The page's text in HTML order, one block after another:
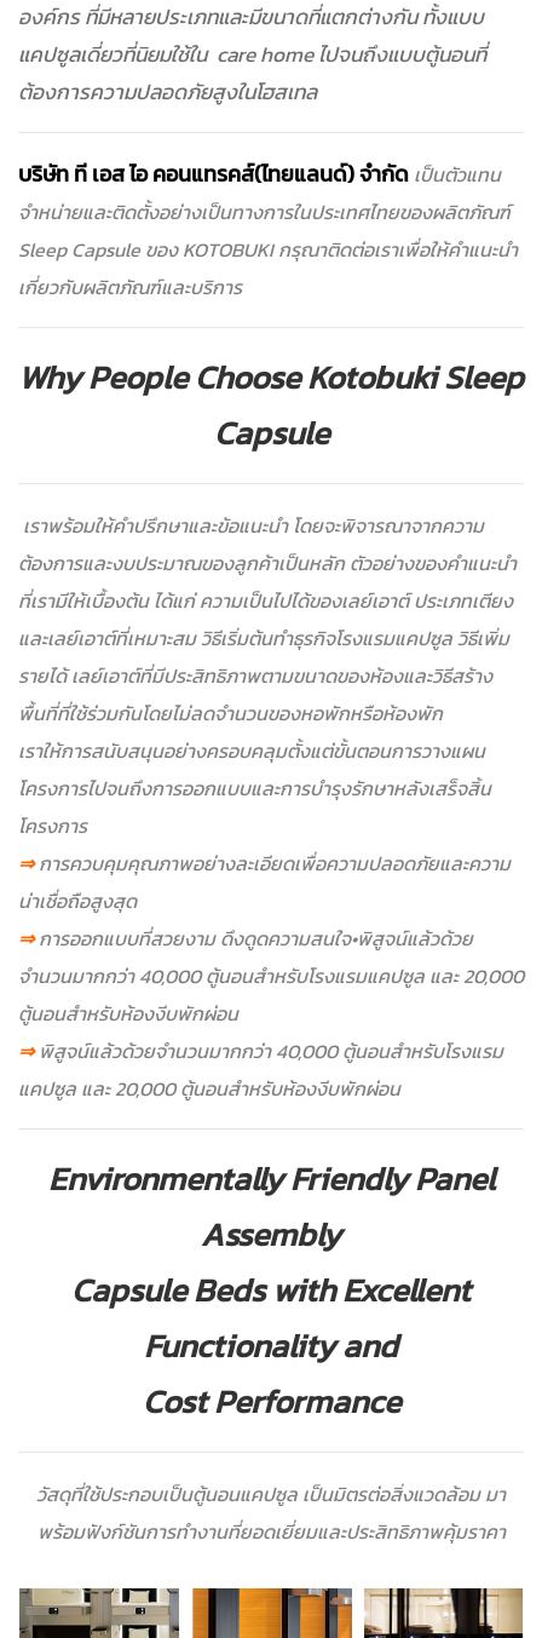
องค์กร ที่มีหลายประเภทและมีขนาดที่แตกต่างกัน ทั้งแบบ
แคปซูลเดี่ยวที่นิยมใช้ใน care home ไปจนถึงแบบตู้นอนที่
ต้องการความปลอดภัยสูงในโฮสเทล
บริษัท ที เอส ไอ คอนแทรคส์(ไทยแลนด์) จำกัด เป็นตัวแทน
จำหน่ายและติดตั้งอย่างเป็นทางการในประเทศไทยของผลิตภัณฑ์
Sleep Capsule ของ KOTOBUKI กรุณาติดต่อเราเพื่อให้คำแนะนำ
เกี่ยวกับผลิตภัณฑ์และบริการ
Why People Choose Kotobuki Sleep
Capsule
เราพร้อมให้คำปรึกษาและข้อแนะนำ โดยจะพิจารณาจากความ
ต้องการและงบประมาณของลูกค้าเป็นหลัก ตัวอย่างของคำแนะนำ
ที่เรามีให้เบื้องต้น ได้แก่ ความเป็นไปได้ของเลย์เอาต์ ประเภทเตียง
และเลย์เอาต์ที่เหมาะสม วิธีเริ่มต้นทำธุรกิจโรงแรมแคปซูล วิธีเพิ่ม
รายได้ เลย์เอาต์ที่มีประสิทธิภาพตามขนาดของห้องและวิธีสร้าง
พื้นที่ที่ใช้ร่วมกันโดยไม่ลดจำนวนของหอพักหรือห้องพัก
เราให้การสนับสนุนอย่างครอบคลุมตั้งแต่ขั้นตอนการวางแผน
โครงการไปจนถึงการออกแบบและการบำรุงรักษาหลังเสร็จสิ้น
โครงการ
⇒การควบคุมคุณภาพอย่างละเอียดเพื่อความปลอดภัยและความ
น่าเชื่อถือสูงสุด
⇒การออกแบบที่สวยงาม ดึงดูดความสนใจ•พิสูจน์แล้วด้วย
จำนวนมากกว่า 40,000 ตู้นอนสำหรับโรงแรมแคปซูล และ 20,000
ตู้นอนสำหรับห้องงีบพักผ่อน
⇒พิสูจน์แล้วด้วยจำนวนมากกว่า 40,000 ตู้นอนสำหรับโรงแรม
แคปซูล และ 20,000 ตู้นอนสำหรับห้องงีบพักผ่อน
Environmentally Friendly Panel
Assembly
Capsule Beds with Excellent
Functionality and
Cost Performance
วัสดุที่ใช้ประกอบเป็นตู้นอนแคปซูล เป็นมิตรต่อสิ่งแวดล้อม มา
พร้อมฟังก์ชันการทำงานที่ยอดเยี่ยมและประสิทธิภาพคุ้มราคา